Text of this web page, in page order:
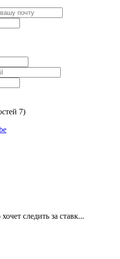
7)
следить за ставк...